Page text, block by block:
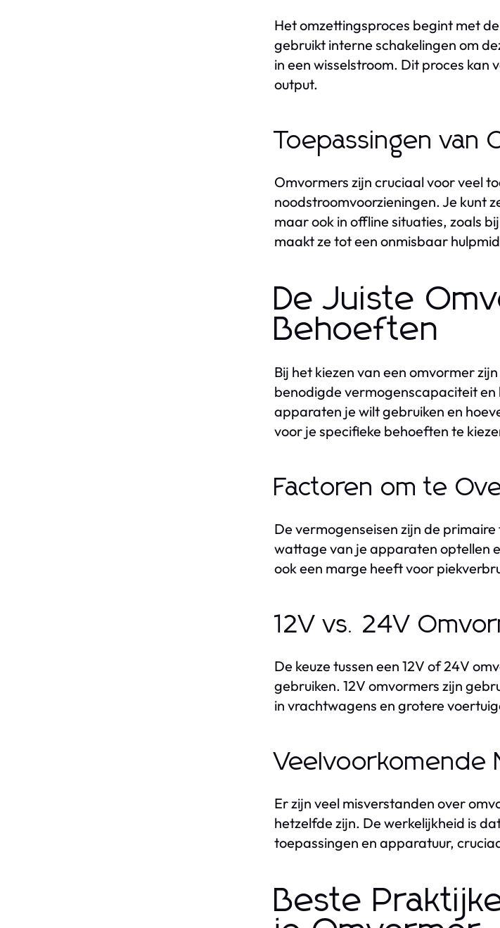
Het omzettingsproces begint met
gebruikt interne schakelingen om
in een wisselstroom. Dit proces
output.
Toepassingen van
Omvormers zijn cruciaal voor veel
noodstroomvoorzieningen. Je kunt
maar ook in offline situaties, zoals
maakt ze tot een onmisbaar
De Juiste
Behoeften
Bij het kiezen van een omvormer
benodigde vermogenscapaciteit en
apparaten je wilt gebruiken en
voor je specifieke behoeften te
Factoren om te
De vermogenseisen zijn de
wattage van je apparaten optellen
ook een marge heeft voor
12V vs. 24V
De keuze tussen een 12V of 24V
gebruiken. 12V omvormers zijn
in vrachtwagens en grotere
Veelvoorkomende
Er zijn veel misverstanden over
hetzelfde zijn. De werkelijkheid is
toepassingen en apparatuur,
Beste